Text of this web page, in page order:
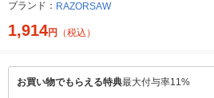
ブランド： RAZORSAW
1,914円 （税込）
お買い物でもらえる特典最大付与率11%